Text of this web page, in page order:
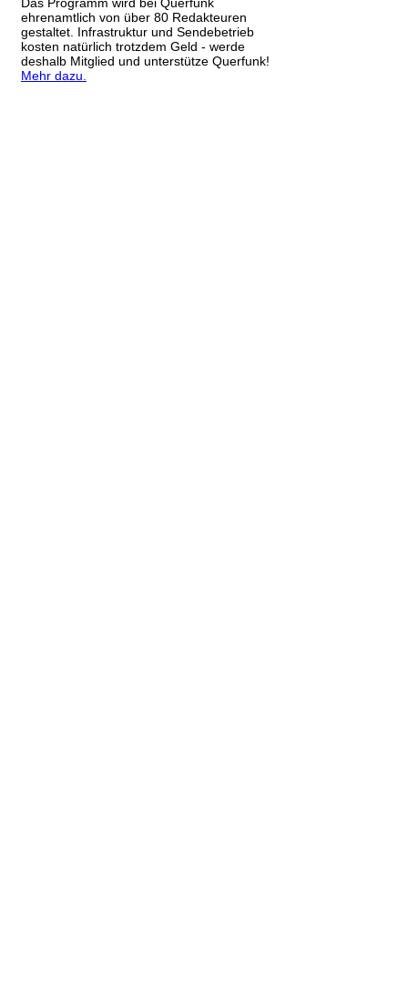
Das Programm wird bei Querfunk
ehrenamtlich von über 80 Redakteuren
gestaltet. Infrastruktur und Sendebetrieb
kosten natürlich trotzdem Geld - werde
deshalb Mitglied und unterstütze Querfunk!
Mehr dazu.